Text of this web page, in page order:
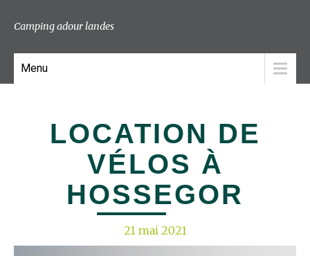
Camping adour landes
Menu
LOCATION DE
VÉLOS À
HOSSEGOR
21 mai 2021